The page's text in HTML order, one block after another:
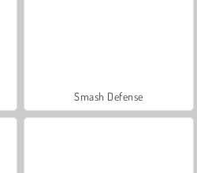
Smash Defense